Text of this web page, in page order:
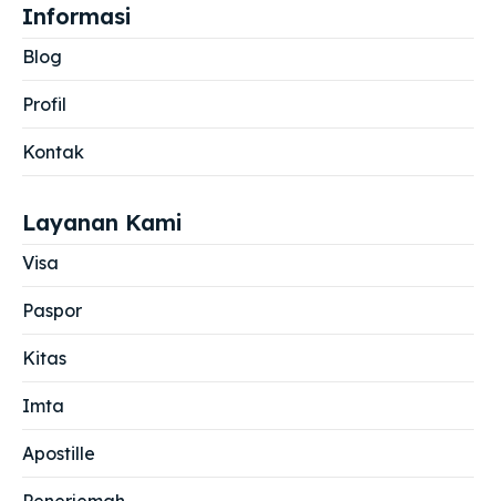
Informasi
Blog
Profil
Kontak
Layanan Kami
Visa
Paspor
Kitas
Imta
Apostille